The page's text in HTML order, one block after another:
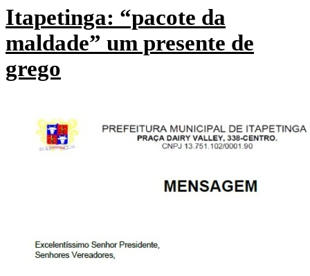
Itapetinga: “pacote da
maldade” um presente de
grego